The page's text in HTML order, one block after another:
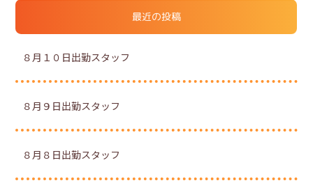
最近の投稿
８月１０日出勤スタッフ
８月９日出勤スタッフ
８月８日出勤スタッフ